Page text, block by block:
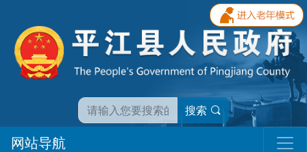
搜索
网站导航